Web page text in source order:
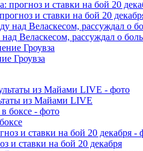
и ставки на бой 20
Веласкесом, рассуждал о
Гроувза
из Майами LIVE
ставки на бой 20 декабря